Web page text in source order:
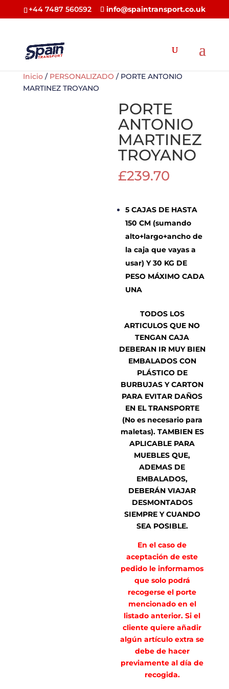
+44 7487 560592 info@spaintransport.co.uk
Inicio/ PERSONALIZADO / PORTE ANTONIO
MARTINEZ TROYANO
PORTE
ANTONIO
MARTINEZ
TROYANO
£239.70
5 CAJAS DE HASTA
150 CM (sumando
alto+largo+ancho de
la caja que vayas a
usar) Y 30 KG DE
PESO MÁXIMO CADA
UNA
TODOS LOS
ARTICULOS QUE NO
TENGAN CAJA
DEBERAN IR MUY BIEN
EMBALADOS CON
PLÁSTICO DE
BURBUJAS Y CARTON
PARA EVITAR DAÑOS
EN EL TRANSPORTE
(No es necesario para
maletas). TAMBIEN ES
APLICABLE PARA
MUEBLES QUE,
ADEMAS DE
EMBALADOS,
DEBERÁN VIAJAR
DESMONTADOS
SIEMPRE Y CUANDO
SEA POSIBLE.
En el caso de
aceptación de este
pedido le informamos
que solo podrá
recogerse el porte
mencionado en el
listado anterior. Si el
cliente quiere añadir
algún artículo extra se
debe de hacer
previamente al día de
recogida.